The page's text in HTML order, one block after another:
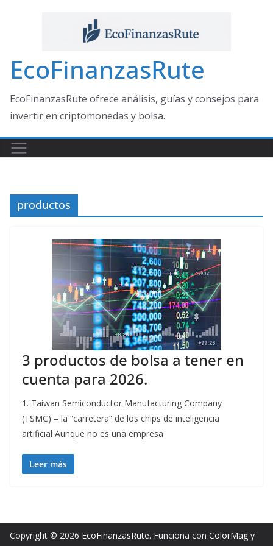
EcoFinanzasRute
EcoFinanzasRute ofrece análisis, guías y consejos para
invertir en criptomonedas y bolsa.
productos
3 productos de bolsa a tener en
cuenta para 2026.
1. Taiwan Semiconductor Manufacturing Company
(TSMC) – la “carretera” de los chips de inteligencia
artificial Aunque no es una empresa
Leer más
Copyright © 2026 EcoFinanzasRute. Funciona con ColorMag y